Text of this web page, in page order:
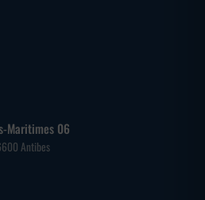
Maritimes 06
Antibes